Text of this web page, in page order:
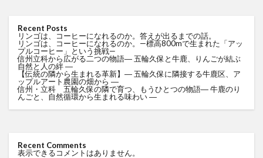
Recent Posts
リンゴは、コーヒーになれるのか。答えが出るまでの話。
リンゴは、コーヒーになれるのか。—標高800mで生まれた「アッ
プルコーヒー」という挑戦—
信州立科から広がる二つの物語― 五輪久保と牛鹿、りんごが結ぶ
自然と人の絆 ―
【伝統の隣から生まれる革新】― 五輪久保に隣接する牛鹿区、ア
ップルアート農園の畑から ―
信州・立科 五輪久保の隣で育つ、もうひとつの物語― 牛鹿のり
んごと、自然循環から生まれる味わい ―
Recent Comments
表示できるコメントはありません。